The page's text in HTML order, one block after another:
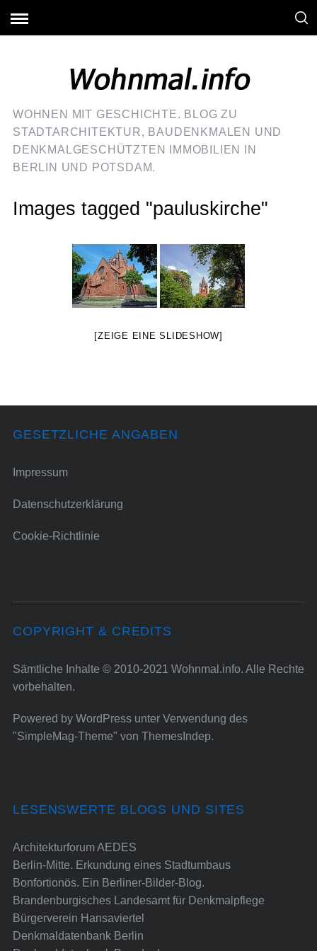
WOHNEN MIT GESCHICHTE. BLOG ZU
STADTARCHITEKTUR, BAUDENKMALEN UND
DENKMALGESCHÜTZTEN IMMOBILIEN IN
BERLIN UND POTSDAM.
Images tagged "pauluskirche"
[ZEIGE EINE SLIDESHOW]
GESETZLICHE ANGABEN
Impressum
Datenschutzerklärung
Cookie-Richtlinie
COPYRIGHT & CREDITS
Sämtliche Inhalte © 2010-2021 Wohnmal.info. Alle Rechte
vorbehalten.
Powered by WordPressunter Verwendung des
"SimpleMag-Theme" von ThemesIndep.
LESENSWERTE BLOGS UND SITES
Architekturforum AEDES
Berlin-Mitte. Erkundung eines Stadtumbaus
Bonfortionös. Ein Berliner-Bilder-Blog.
Brandenburgisches Landesamt für Denkmalpflege
Bürgerverein Hansaviertel
Denkmaldatenbank Berlin